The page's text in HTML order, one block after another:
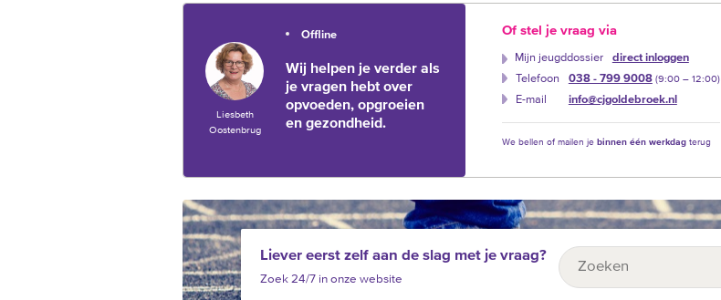
Liesbeth
Oostenbrug
Offline
Wij helpen je verder als
je vragen hebt over
opvoeden, opgroeien
en gezondheid.
Of stel je vraag via
Mijn jeugddossier
direct inloggen
Telefoon
038 - 799 9008 (9:00 –‍ 12:00)
E-mail info@cjgoldebroek.nl
We bellen of mailen je binnen één werkdagterug
Liever eerst zelf aan de slag met je vraag?
Zoek 24/7 in onze website